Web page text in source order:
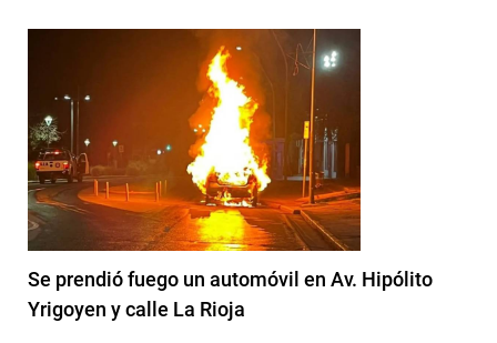
Se prendió fuego un automóvil en Av. Hipólito
Yrigoyen y calle La Rioja